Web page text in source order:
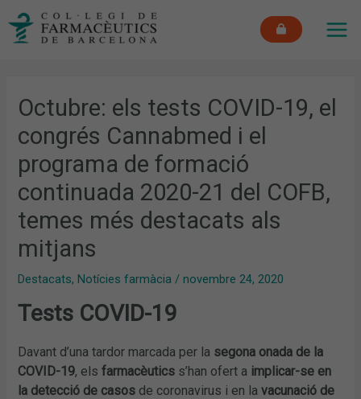
Octubre: els tests COVID-19, el
congrés Cannabmed i el
programa de formació
continuada 2020-21 del COFB,
temes més destacats als
mitjans
Destacats, Notícies farmàcia /novembre 24, 2020
Tests COVID-19
Davant d’una tardor marcada per la segona onada de la
COVID-19, elsfarmacèutics s’han ofert a implicar-se en
la detecció de casos de coronavirus i en lavacunació de